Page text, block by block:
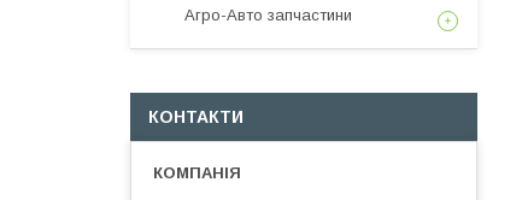
Агро-Авто запчастини
КОНТАКТИ